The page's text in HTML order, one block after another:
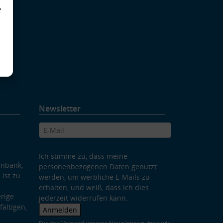
ist zu
Newsletter
Ich stimme zu, dass meine
personenbezogenen Daten genutzt
werden, um werbliche E-Mails zu
erhalten, und weiß, dass ich dies
jederzeit widerrufen kann.
Anmelden